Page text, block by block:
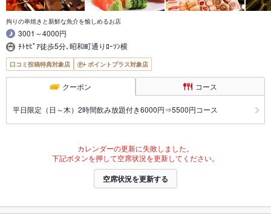
拘りの串焼きと新鮮な魚介を愉しめるお店
3001～4000円
ﾁﾄｾﾋﾟｱ徒歩5分､昭和町通りﾛｰｿﾝ横
口コミ投稿特典対象店 ポイントプラス対象店
クーポン コース
平日限定（日～木）2時間飲み放題付き6000円⇒5500円コース
カレンダーの更新に失敗しました。
下記ボタンを押して空席状況を更新してください。
空席状況を更新する